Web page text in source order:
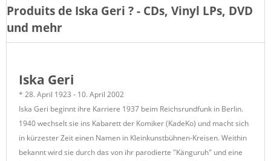
Produits de Iska Geri ? - CDs, Vinyl LPs, DVD
und mehr
Iska Geri
* 28. April 1923 - 10. April 2002
Iska Geri beginnt ihre Karriere 1937 beim Reichsrundfunk in Berlin.
1940 wechselt sie ins Kabarett der Komiker (KadeKo) und macht sich
in kürzester Zeit einen Namen in Kleinkunstbühnen-Kreisen. Weithin
bekannt wird sie durch das von ihr parodierte "Känguruh" und eine